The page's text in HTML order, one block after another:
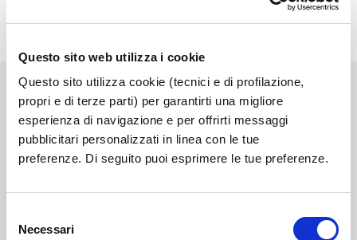
Questo sito web utilizza i cookie
Questo sito utilizza cookie (tecnici e di profilazione,
propri e di terze parti) per garantirti una migliore
esperienza di navigazione e per offrirti messaggi
pubblicitari personalizzati in linea con le tue
preferenze. Di seguito puoi esprimere le tue preferenze.
delNecessari
Link correlati